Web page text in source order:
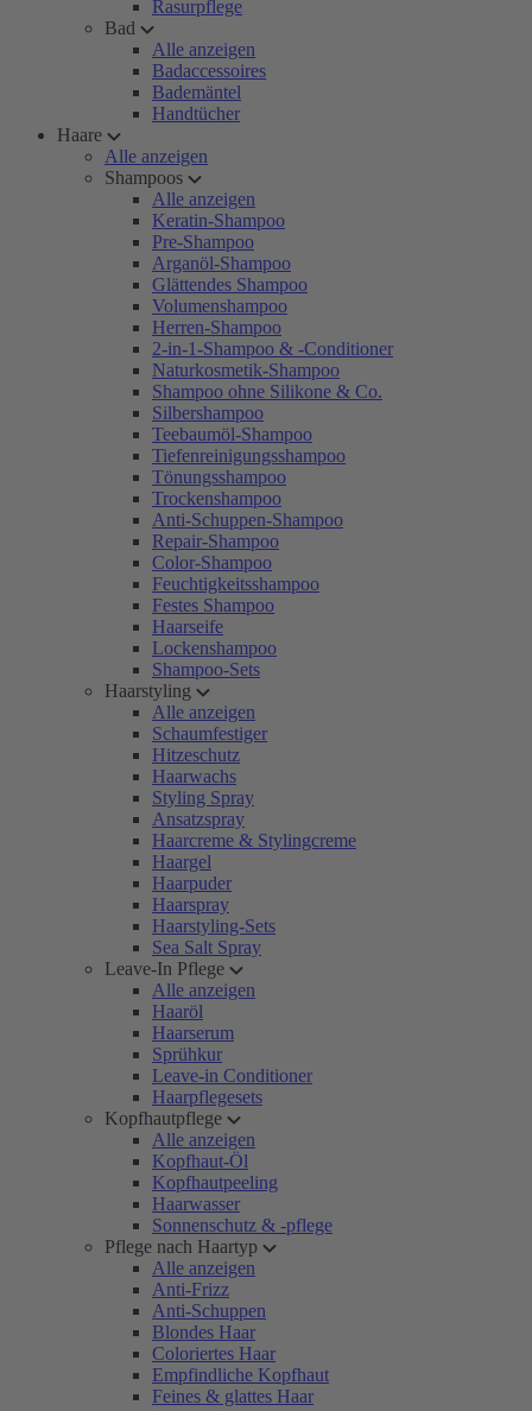
Rasurpflege
Bad
Alle anzeigen
Badaccessoires
Bademäntel
Handtücher
Haare
Alle anzeigen
Shampoos
Alle anzeigen
Keratin-Shampoo
Pre-Shampoo
Arganöl-Shampoo
Glättendes Shampoo
Volumenshampoo
Herren-Shampoo
2-in-1-Shampoo & -Conditioner
Naturkosmetik-Shampoo
Shampoo ohne Silikone & Co.
Silbershampoo
Teebaumöl-Shampoo
Tiefenreinigungsshampoo
Tönungsshampoo
Trockenshampoo
Anti-Schuppen-Shampoo
Repair-Shampoo
Color-Shampoo
Feuchtigkeitsshampoo
Festes Shampoo
Haarseife
Lockenshampoo
Shampoo-Sets
Haarstyling
Alle anzeigen
Schaumfestiger
Hitzeschutz
Haarwachs
Styling Spray
Ansatzspray
Haarcreme & Stylingcreme
Haargel
Haarpuder
Haarspray
Haarstyling-Sets
Sea Salt Spray
Leave-In Pflege
Alle anzeigen
Haaröl
Haarserum
Sprühkur
Leave-in Conditioner
Haarpflegesets
Kopfhautpflege
Alle anzeigen
Kopfhaut-Öl
Kopfhautpeeling
Haarwasser
Sonnenschutz & -pflege
Pflege nach Haartyp
Alle anzeigen
Anti-Frizz
Anti-Schuppen
Blondes Haar
Coloriertes Haar
Empfindliche Kopfhaut
Feines & glattes Haar